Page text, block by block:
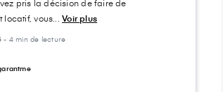
pris la décision de faire de
locatif, vous...Voir plus
- 4 min de lecture